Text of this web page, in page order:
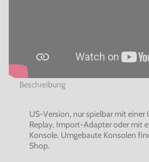
Beschreibung
US-Version, nur spielbar mit einer
Replay, Import-Adapter oder mit
Konsole. Umgebaute Konsolen
Shop.